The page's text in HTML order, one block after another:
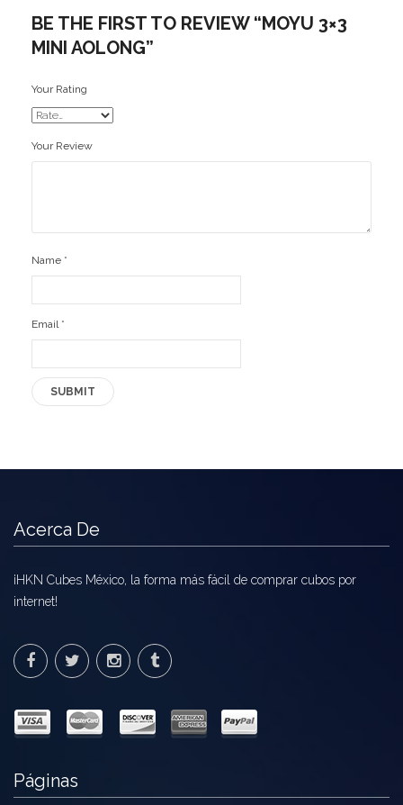
Ofertas
BE THE FIRST TO REVIEW “MOYU 3×3
MINI AOLONG”
Your Rating
Your Review
Name *
Email *
Acerca De
¡HKN Cubes México, la forma más fácil de comprar cubos por
internet!
Páginas